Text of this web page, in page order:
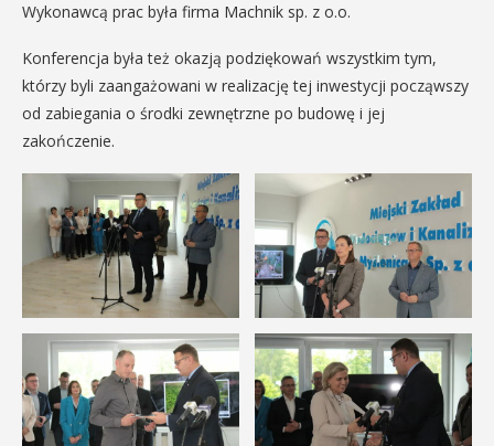
Wykonawcą prac była firma Machnik sp. z o.o.
Konferencja była też okazją podziękowań wszystkim tym,
którzy byli zaangażowani w realizację tej inwestycji począwszy
od zabiegania o środki zewnętrzne po budowę i jej
zakończenie.